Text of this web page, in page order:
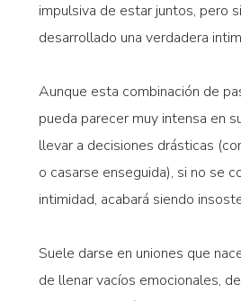
impulsiva de estar juntos, pero
desarrollado una verdadera
Aunque esta combinación de
pueda parecer muy intensa en
llevar a decisiones drásticas
o casarse enseguida), si no se
intimidad, acabará siendo
Suele darse en uniones que
de llenar vacíos emocionales,